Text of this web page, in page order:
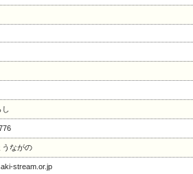
うながの
stream.or.jp